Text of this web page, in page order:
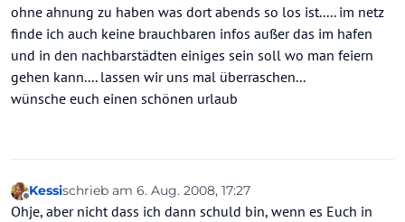
ohne ahnung zu haben was dort abends so los ist..... im netz
finde ich auch keine brauchbaren infos außer das im hafen
und in den nachbarstädten einiges sein soll wo man feiern
gehen kann.... lassen wir uns mal überraschen...
wünsche euch einen schönen urlaub
Offline
Kessischrieb am 6. Aug. 2008, 17:27
zuletzt editiert von
Ohje, aber nicht dass ich dann schuld bin, wenn es Euch in